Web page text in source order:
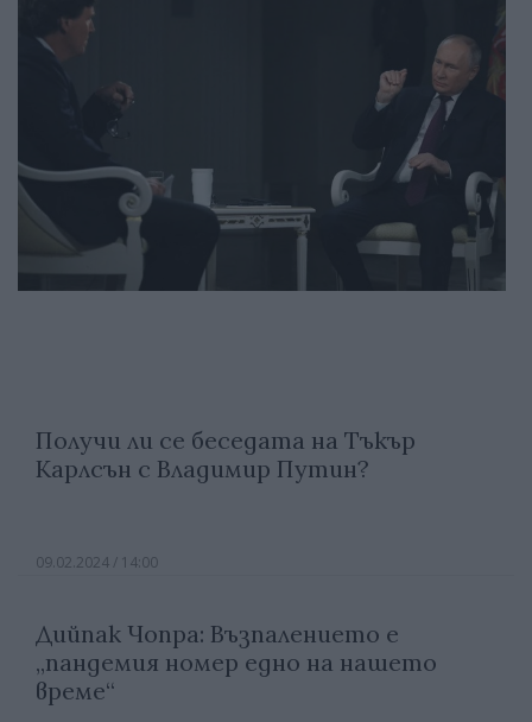
Получи ли се беседата на Тъкър
Карлсън с Владимир Путин?
09.02.2024 / 14:00
Дийпак Чопра: Възпалението е
„пандемия номер едно на нашето
време“